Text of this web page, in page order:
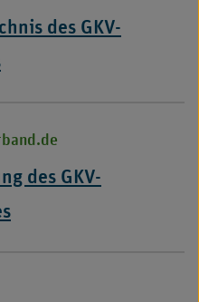
des GKV-
des GKV-